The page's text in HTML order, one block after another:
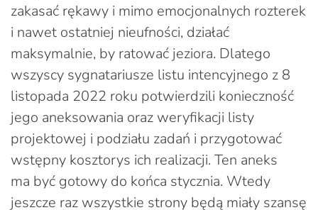
zakasać rękawy i mimo emocjonalnych rozterek
i nawet ostatniej nieufności, działać
maksymalnie, by ratować jeziora. Dlatego
wszyscy sygnatariusze listu intencyjnego z 8
listopada 2022 roku potwierdzili konieczność
jego aneksowania oraz weryfikacji listy
projektowej i podziału zadań i przygotować
wstępny kosztorys ich realizacji. Ten aneks
ma być gotowy do końca stycznia. Wtedy
jeszcze raz wszystkie strony będą miały szansę